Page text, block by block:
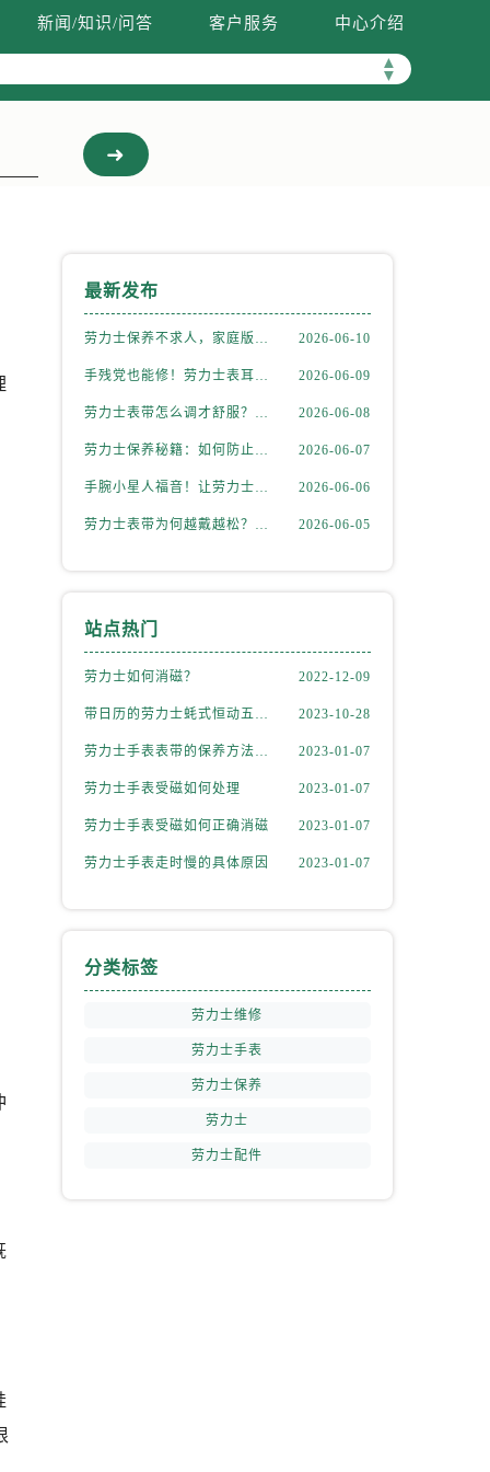
新闻/知识/问答 客户服务 中心介绍
▲
▼
最新发布
劳力士保养不求人，家庭版清洁全攻略 2026-06-10
手残党也能修！劳力士表耳脱落简易处理法 2026-06-09
劳力士表带怎么调才舒服？新手也能轻松上手 2026-06-08
劳力士保养秘籍：如何防止和修复表带掉色？ 2026-06-07
手腕小星人福音！让劳力士表带完美贴合的妙招 2026-06-06
劳力士表带为何越戴越松？资深修表师这样说 2026-06-05
站点热门
劳力士如何消磁？ 2022-12-09
带日历的劳力士蚝式恒动五位数型号 2023-10-28
劳力士手表表带的保养方法有哪些？ 2023-01-07
劳力士手表受磁如何处理 2023-01-07
劳力士手表受磁如何正确消磁 2023-01-07
劳力士手表走时慢的具体原因 2023-01-07
分类标签
劳力士维修
劳力士手表
劳力士保养
劳力士
劳力士配件